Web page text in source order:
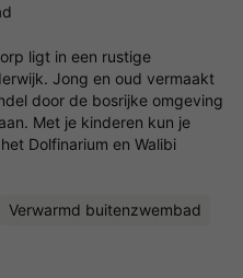
ligt in een rustige
Jong en oud vermaakt
door de bosrijke omgeving
Met je kinderen kun je
Dolfinarium en Walibi
Verwarmd buitenzwembad